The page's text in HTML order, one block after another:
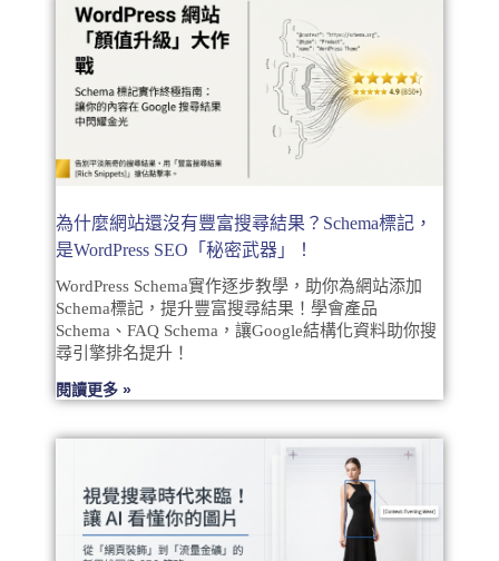
為什麼網站還沒有豐富搜尋結果？Schema標記，
是WordPress SEO「秘密武器」！
WordPress Schema實作逐步教學，助你為網站添加
Schema標記，提升豐富搜尋結果！學會產品
Schema、FAQ Schema，讓Google結構化資料助你搜
尋引擎排名提升！
閱讀更多 »